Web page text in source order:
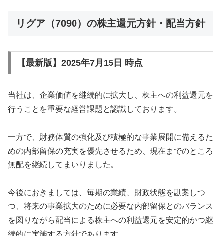
リグア（7090）の株主還元方針・配当方針
【最新版】2025年7月15日 時点
当社は、企業価値を継続的に拡大し、株主への利益還元を
行うことを重要な経営課題と認識しております。
一方で、財務体質の強化及び積極的な事業展開に備えるた
めの内部留保の充実を優先させるため、現在までのところ
無配を継続してまいりました。
今後におきましては、毎期の業績、財政状態を勘案しつ
つ、将来の事業拡大のために必要な内部留保とのバランス
を図りながら配当による株主への利益還元を安定的かつ継
続的に実施する方針であります。